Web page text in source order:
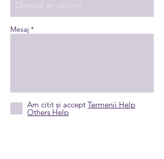
Mesaj
Am citit și accept Termenii Help
Others Help